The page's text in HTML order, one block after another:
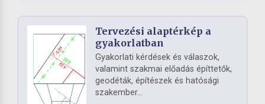
Tervezési alaptérkép a
gyakorlatban
Gyakorlati kérdések és válaszok,
valamint szakmai előadás építtetők,
geodéták, építészek és hatósági
szakember...